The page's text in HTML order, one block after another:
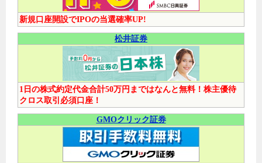
新規口座開設でIPOの当選確率UP!
松井証券
1日の株式約定代金合計50万円まではなんと無料！株主優待
クロス取引必須口座！
GMOクリック証券